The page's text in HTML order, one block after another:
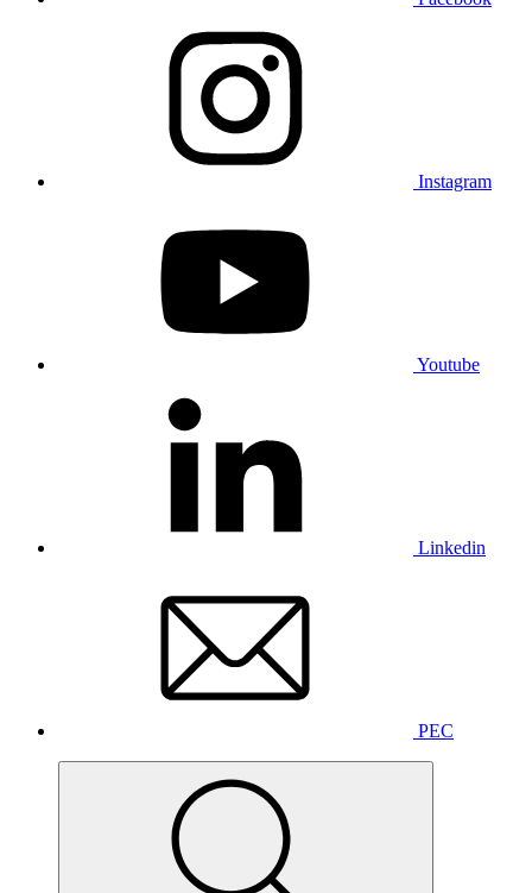
Instagram
Youtube
Linkedin
PEC